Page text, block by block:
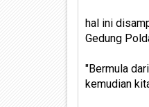
hal ini
Gedung
"Bermula
kemudian